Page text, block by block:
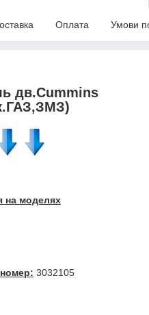
Оплата Умови
дв.Cummins
на моделях
3032105